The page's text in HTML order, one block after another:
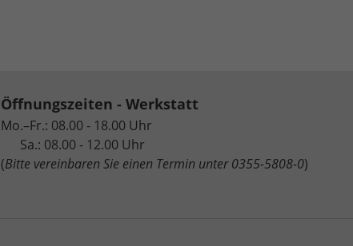
Öffnungszeiten - Werkstatt
Mo.–Fr.: 08.00 - 18.00 Uhr
Sa.: 08.00 - 12.00 Uhr
(Bitte vereinbaren Sie einen Termin unter 0355-5808-0)